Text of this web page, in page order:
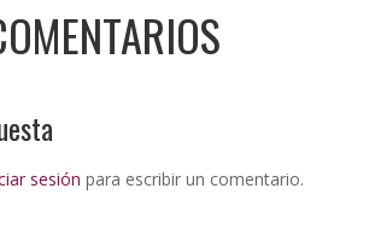
sesión para escribir un comentario.